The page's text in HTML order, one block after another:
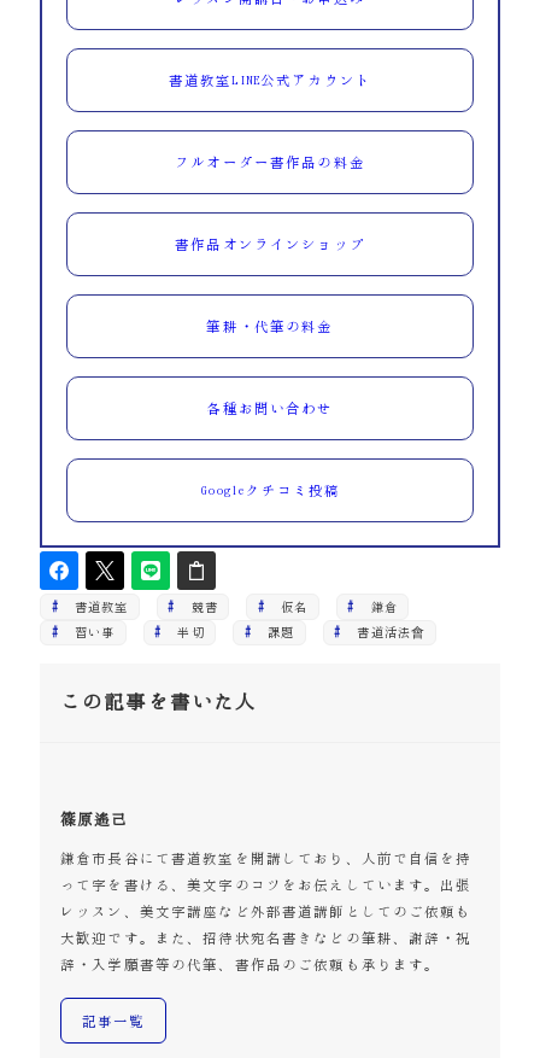
書道教室LINE公式アカウント
フルオーダー書作品の料金
書作品オンラインショップ
筆耕・代筆の料金
各種お問い合わせ
Googleクチコミ投稿
書道教室 競書 仮名 鎌倉
習い事 半切 課題 書道活法會
この記事を書いた人
篠原遙己
鎌倉市長谷にて書道教室を開講しており、人前で自信を持
って字を書ける、美文字のコツをお伝えしています。出張
レッスン、美文字講座など外部書道講師としてのご依頼も
大歓迎です。また、招待状宛名書きなどの筆耕、謝辞・祝
辞・入学願書等の代筆、書作品のご依頼も承ります。
記事一覧